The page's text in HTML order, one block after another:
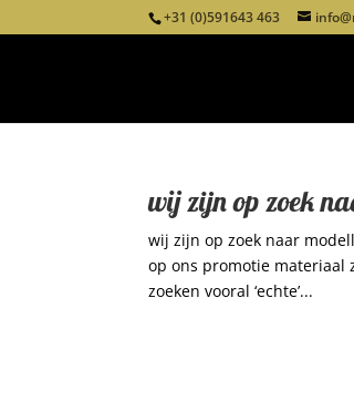
+31 (0)591643 463
wij zijn op zoek
wij zijn op zoek naar
op ons promotie materiaal
zoeken vooral ‘echte’...